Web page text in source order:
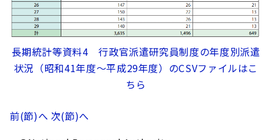
長期統計等資料4 行政官派遣研究員制度の年度別派遣
状況（昭和41年度～平成29年度）のCSVファイルはこ
ちら
前(節)へ 次(節)へ